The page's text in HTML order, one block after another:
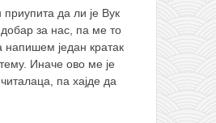
да ли је Вук
за нас, па ме то
напишем један кратак
Иначе ово ме је
па хајде да